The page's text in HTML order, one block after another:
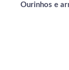
Ourinhos e